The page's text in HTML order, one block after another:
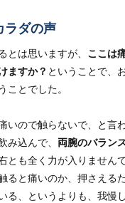
ラダの声
とは思いますが、 ここは
ますか？ ということで、
ことでした。
いので触らないで、と言
み込んで、 両腕のバラン
とも全く力が入りません
ると痛いのか、押さえる
る、というよりも、我慢